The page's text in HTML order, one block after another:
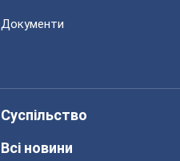
Документи
Суспільство
Всі новини